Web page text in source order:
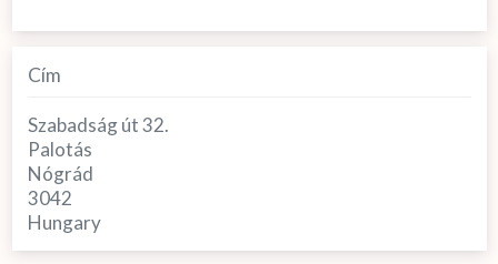
Cím
Szabadság út 32.
Palotás
Nógrád
3042
Hungary